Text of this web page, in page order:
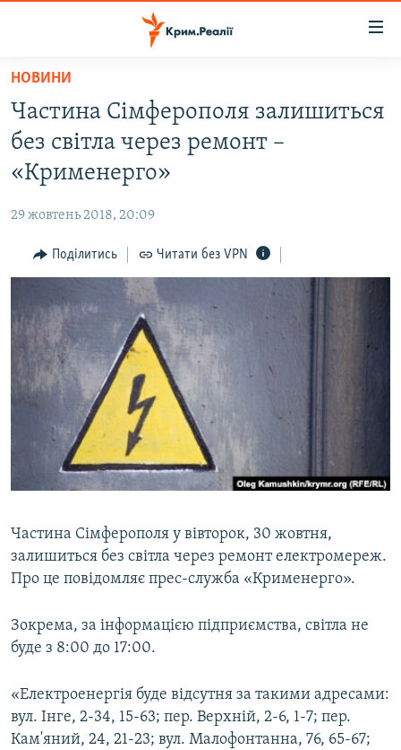
Перейти
основного
матеріалу
Перейти
до
основної
Перейти
до
ВОДА.КРИМ
ВІДЕО ТА ФОТО
БЛОГИ
ПОГЛЯД
ВСЕ ЗА ДЕНЬ
СПЕЦПРОЕКТИ
ДЕПОРТАЦІЯ
ВІДЕОУРОКИ «ELIFBE»
СВІДЧЕННЯ ОКУПАЦІЇ
УКРАЇНСЬКА ПРОБЛЕМА КРИМУ
ЯК ОБІЙТИ БЛОКУВАННЯ
Русский
Qırımtatar
НОВИНИ
Частина Сімферополя залишиться
без світла через ремонт –
«Крименерго»
29 жовтень 2018, 20:09
Поділитись Читати без VPN
Частина Сімферополя у вівторок, 30 жовтня,
залишиться без світла через ремонт електромереж.
Про це повідомляє прес-служба «Крименерго».
Зокрема, за інформацією підприємства, світла не
буде з 8:00 до 17:00.
«Електроенергія буде відсутня за такими адресами:
вул. Інге, 2-34, 15-63; пер. Верхній, 2-6, 1-7; пер.
Кам'яний, 24, 21-23; вул. Малофонтанна, 76, 65-67;